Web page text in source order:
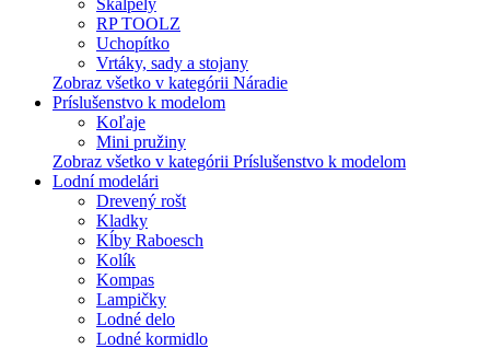
Skalpely
RP TOOLZ
Uchopítko
Vrtáky, sady a stojany
Zobraz všetko v kategórii Náradie
Príslušenstvo k modelom
Koľaje
Mini pružiny
Zobraz všetko v kategórii Príslušenstvo k modelom
Lodní modelári
Drevený rošt
Kladky
Kĺby Raboesch
Kolík
Kompas
Lampičky
Lodné delo
Lodné kormidlo